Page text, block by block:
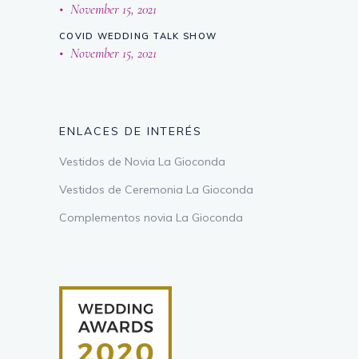
November 15, 2021
COVID WEDDING TALK SHOW
November 15, 2021
ENLACES DE INTERÉS
Vestidos de Novia La Gioconda
Vestidos de Ceremonia La Gioconda
Complementos novia La Gioconda